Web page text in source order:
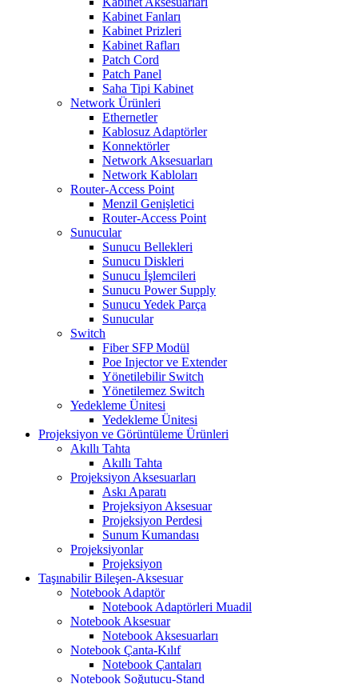
Kabinet Fanları
Kabinet Prizleri
Kabinet Rafları
Patch Cord
Patch Panel
Saha Tipi Kabinet
Network Ürünleri
Ethernetler
Kablosuz Adaptörler
Konnektörler
Network Aksesuarları
Network Kabloları
Router-Access Point
Menzil Genişletici
Router-Access Point
Sunucular
Sunucu Bellekleri
Sunucu Diskleri
Sunucu İşlemcileri
Sunucu Power Supply
Sunucu Yedek Parça
Sunucular
Switch
Fiber SFP Modül
Poe Injector ve Extender
Yönetilebilir Switch
Yönetilemez Switch
Yedekleme Ünitesi
Yedekleme Ünitesi
Projeksiyon ve Görüntüleme Ürünleri
Akıllı Tahta
Akıllı Tahta
Projeksiyon Aksesuarları
Askı Aparatı
Projeksiyon Aksesuar
Projeksiyon Perdesi
Sunum Kumandası
Projeksiyonlar
Projeksiyon
Taşınabilir Bileşen-Aksesuar
Notebook Adaptör
Notebook Adaptörleri Muadil
Notebook Aksesuar
Notebook Aksesuarları
Notebook Çanta-Kılıf
Notebook Çantaları
Notebook Soğutucu-Stand